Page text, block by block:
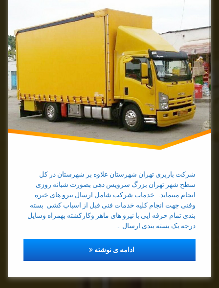
شرکت باربری تهران شهرستان علاوه بر شهرستان در کل
سطح شهر تهران بزرگ سرویس دهی بصورت شبانه روزی
انجام مینماید. خدمات شرکت شامل ارسال نیرو های خبره
وفنی جهت انجام کلیه خدمات فنی قبل از اسباب کشی بسته
بندی تمام حرفه ایی با نیرو های ماهر وکارکشته بهمراه وسایل
درجه یک بسته بندی ارسال …
ادامه ی نوشتهباربری در تهران
باربری
بهترین
باربری
تهران